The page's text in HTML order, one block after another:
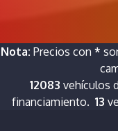
Nota: Precios con *
12083 vehículos
financiamiento. 13